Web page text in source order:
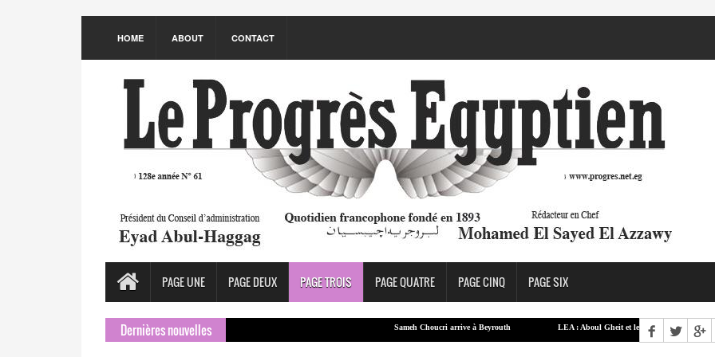
HOME ABOUT CONTACT
PAGE UNE PAGE DEUX PAGE TROIS PAGE QUATRE PAGE CINQ PAGE SIX
Dernières nouvelles Sameh Choucri arrive à Beyrouth LEA : Aboul Gheit et le ministre finlandais des AE